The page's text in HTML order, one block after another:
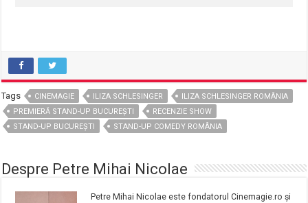
Tags CINEMAGIE ILIZA SCHLESINGER
ILIZA SCHLESINGER ROMÂNIA
PREMIERĂ STAND-UP BUCUREȘTI
RECENZIE SHOW
STAND-UP BUCUREȘTI
STAND-UP COMEDY ROMÂNIA
Despre Petre Mihai Nicolae
Petre Mihai Nicolae este fondatorul Cinemagie.ro și